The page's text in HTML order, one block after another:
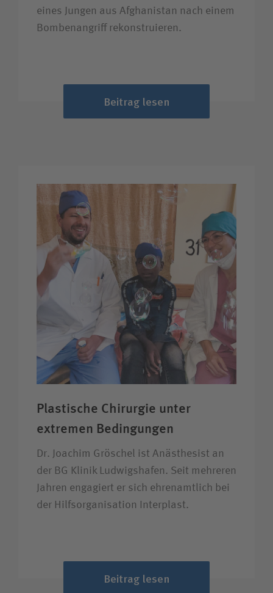
eines Jungen aus Afghanistan nach einem
Bombenangriff rekonstruieren.
Beitrag lesen
Plastische Chirurgie unter
extremen Bedingungen
Dr. Joachim Gröschel ist Anästhesist an
der BG Klinik Ludwigshafen. Seit mehreren
Jahren engagiert er sich ehrenamtlich bei
der Hilfsorganisation Interplast.
Beitrag lesen